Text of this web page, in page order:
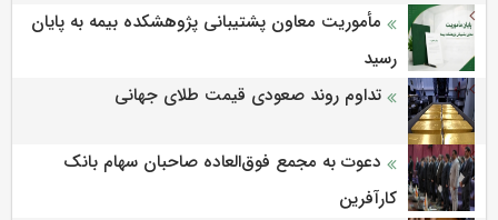
مأموریت معاون پشتیبانی پژوهشكده بیمه به پایان
رسید
تداوم روند صعودی قیمت طلای جهانی
دعوت به مجمع فوق‌العاده صاحبان سهام بانک
کارآفرین